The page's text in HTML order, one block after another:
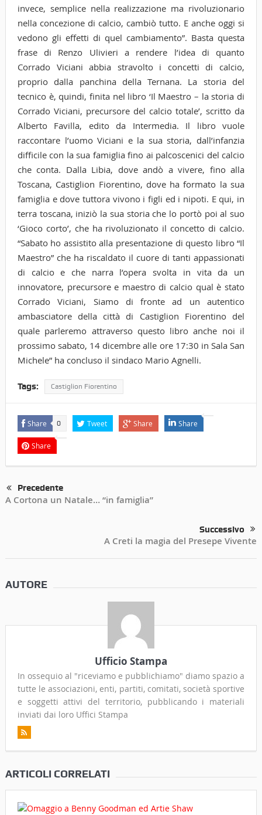
invece, semplice nella realizzazione ma rivoluzionario
nella concezione di calcio, cambiò tutto. E anche oggi si
vedono gli effetti di quel cambiamento”. Basta questa
frase di Renzo Ulivieri a rendere l’idea di quanto
Corrado Viciani abbia stravolto i concetti di calcio,
proprio dalla panchina della Ternana. La storia del
tecnico è, quindi, finita nel libro ‘Il Maestro – la storia di
Corrado Viciani, precursore del calcio totale’, scritto da
Alberto Favilla, edito da Intermedia. Il libro vuole
raccontare l’uomo Viciani e la sua storia, dall’infanzia
difficile con la sua famiglia fino ai palcoscenici del calcio
che conta. Dalla Libia, dove andò a vivere, fino alla
Toscana, Castiglion Fiorentino, dove ha formato la sua
famiglia e dove tuttora vivono i figli ed i nipoti. E qui, in
terra toscana, iniziò la sua storia che lo portò poi al suo
‘Gioco corto’, che ha rivoluzionato il concetto di calcio.
“Sabato ho assistito alla presentazione di questo libro “Il
Maestro” che ha riscaldato il cuore di tanti appassionati
di calcio e che narra l’opera svolta in vita da un
innovatore, precursore e maestro di calcio qual è stato
Corrado Viciani, Siamo di fronte ad un autentico
ambasciatore della città di Castiglion Fiorentino del
quale parleremo attraverso questo libro anche noi il
prossimo sabato, 14 dicembre alle ore 17:30 in Sala San
Michele” ha concluso il sindaco Mario Agnelli.
Tags: Castiglion Fiorentino
Share 0 Tweet Share Share
Share
Precedente
A Cortona un Natale… “in famiglia”
Successivo
A Creti la magia del Presepe Vivente
AUTORE
Ufficio Stampa
In ossequio al "riceviamo e pubblichiamo" diamo spazio a
tutte le associazioni, enti, partiti, comitati, società sportive
e soggetti attivi del territorio, pubblicando i materiali
inviati dai loro Uffici Stampa
ARTICOLI CORRELATI